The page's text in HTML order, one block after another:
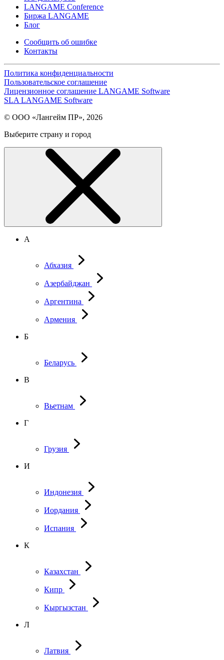
LANGAME Conference
Биржа LANGAME
Блог
Сообщить об ошибке
Контакты
Политика конфиденциальности
Пользовательское соглашение
Лицензионное соглашение LANGAME Software
SLA LANGAME Software
© ООО «Лангейм ПР», 2026
Выберите страну и город
А
Абхазия
Азербайджан
Аргентина
Армения
Б
Беларусь
В
Вьетнам
Г
Грузия
И
Индонезия
Иордания
Испания
К
Казахстан
Кипр
Кыргызстан
Л
Латвия